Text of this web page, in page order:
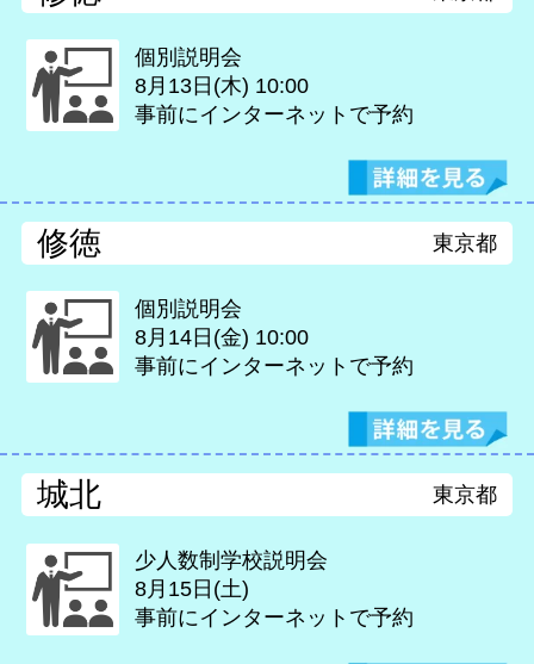
個別説明会
8月13日(木) 10:00
事前にインターネットで予約
修徳 東京都
個別説明会
8月14日(金) 10:00
事前にインターネットで予約
城北 東京都
少人数制学校説明会
8月15日(土)
事前にインターネットで予約